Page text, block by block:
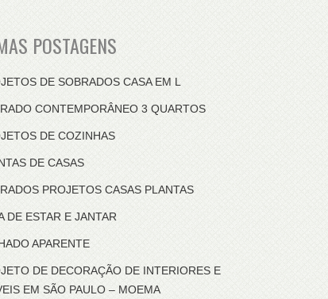
POSTAGENS
DE SOBRADOS CASA EM L
CONTEMPORÂNEO 3 QUARTOS
DE COZINHAS
DE CASAS
PROJETOS CASAS PLANTAS
DE ESTAR E JANTAR
APARENTE
DE DECORAÇÃO DE INTERIORES E
EM SÃO PAULO – MOEMA